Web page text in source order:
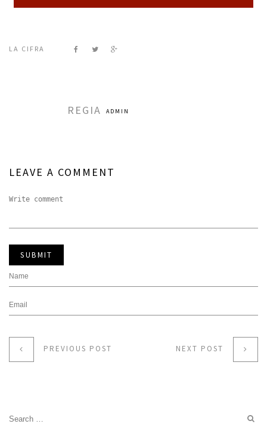
LA CIFRA
REGIA ADMIN
LEAVE A COMMENT
SUBMIT
PREVIOUS POST NEXT POST